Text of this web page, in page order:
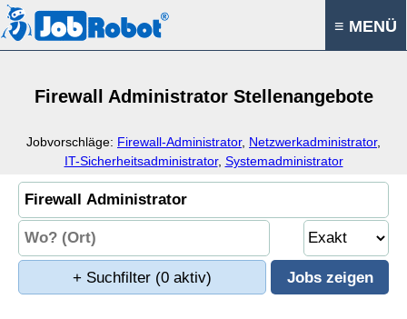
≡ MENÜ
Firewall Administrator Stellenangebote
Jobvorschläge: Firewall-Administrator, Netzwerkadministrator,
IT-Sicherheitsadministrator, Systemadministrator
+ Suchfilter (0 aktiv)